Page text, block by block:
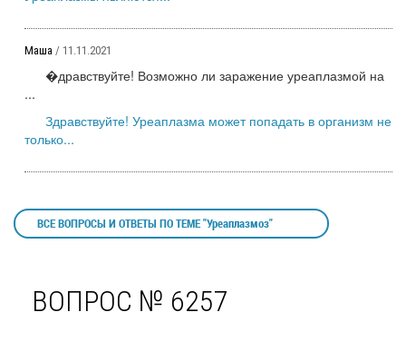
Маша / 11.11.2021
�дравствуйте! Возможно ли заражение уреаплазмой на
...
Здравствуйте! Уреаплазма может попадать в организм не
только...
ВСЕ ВОПРОСЫ И ОТВЕТЫ ПО ТЕМЕ "Уреаплазмоз"
ВОПРОС № 6257